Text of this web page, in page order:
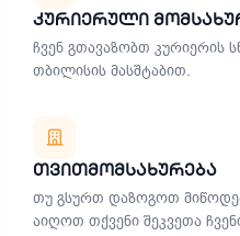
Კურიერული
ჩვენ გთავაზობთ კურიერის
თბილისის მასშტაბით.
Თვითმომსახურება
თუ გსურთ დაზოგოთ
აიღოთ თქვენი შეკვეთა